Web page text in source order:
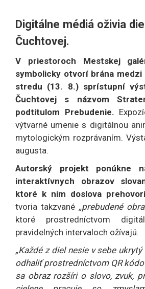
Digitálne médiá oživia
Čuchtovej.
V priestoroch Mestskej
symbolicky otvorí brána medzi
stredu (13. 8.) sprístupní
Čuchtovej s názvom
podtitulom Prebudenie.
výtvarné umenie s digitálnou
mytologickým rozprávaním.
augusta.
Autorský projekt ponúkne
interaktívnych obrazov
ktoré k nim doslova
tvoria takzvané „prebudené
ktoré prostredníctvom
pravidelných intervaloch ožívajú.
„Každé z diel nesie v sebe
odhaliť prostredníctvom QR
sa obraz rozšíri o slovo, zvuk,